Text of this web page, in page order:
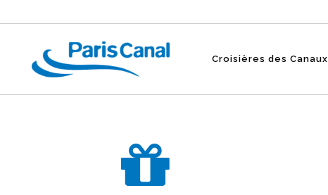
Croisières des Canaux